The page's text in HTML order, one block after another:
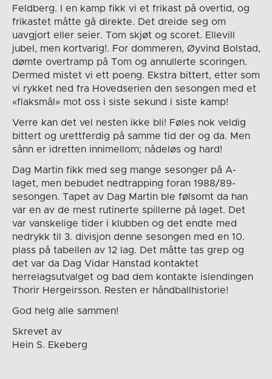
Feldberg. I en kamp fikk vi et frikast på overtid, og
frikastet måtte gå direkte. Det dreide seg om
uavgjort eller seier. Tom skjøt og scoret. Ellevill
jubel, men kortvarig!. For dommeren, Øyvind Bolstad,
dømte overtramp på Tom og annullerte scoringen.
Dermed mistet vi ett poeng. Ekstra bittert, etter som
vi rykket ned fra Hovedserien den sesongen med et
«flaksmål» mot oss i siste sekund i siste kamp!
Verre kan det vel nesten ikke bli! Føles nok veldig
bittert og urettferdig på samme tid der og da. Men
sånn er idretten innimellom; nådeløs og hard!
Dag Martin fikk med seg mange sesonger på A-
laget, men bebudet nedtrapping foran 1988/89-
sesongen. Tapet av Dag Martin ble følsomt da han
var en av de mest rutinerte spillerne på laget. Det
var vanskelige tider i klubben og det endte med
nedrykk til 3. divisjon denne sesongen med en 10.
plass på tabellen av 12 lag. Det måtte tas grep og
det var da Dag Vidar Hanstad kontaktet
herrelagsutvalget og bad dem kontakte islendingen
Thorir Hergeirsson. Resten er håndballhistorie!
God helg alle sammen!
Skrevet av
Hein S. Ekeberg